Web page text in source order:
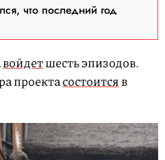
что последний год
войдетшесть эпизодов.
проектасостоитсяв